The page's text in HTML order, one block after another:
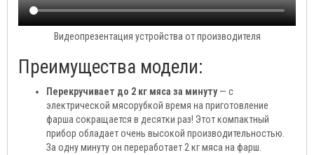
Видеопрезентация устройства от производителя
Преимущества модели:
Перекручивает до 2 кг мяса за минуту— с
электрической мясорубкой время на приготовление
фарша сокращается в десятки раз! Этот компактный
прибор обладает очень высокой производительностью.
За одну минуту он переработает 2 кг мяса на фарш.